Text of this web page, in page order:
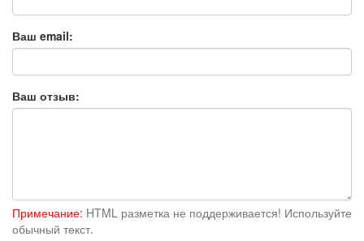
Ваш email:
Ваш отзыв:
Примечание: HTML разметка не поддерживается! Используйте
обычный текст.